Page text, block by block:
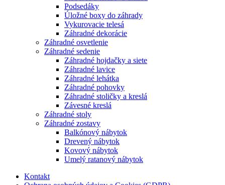
Podsedáky
Úložné boxy do záhrady
Vykurovacie telesá
Záhradné dekorácie
Záhradné osvetlenie
Záhradné sedenie
Záhradné hojdačky a siete
Záhradné lavice
Záhradné lehátka
Záhradné pohovky
Záhradné stoličky a kreslá
Závesné kreslá
Záhradné stoly
Záhradné zostavy
Balkónový nábytok
Drevený nábytok
Kovový nábytok
Umelý ratanový nábytok
Kontakt